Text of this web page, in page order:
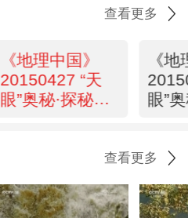
查看更多
《地理中国》
20150427 “天
眼”奥秘·探秘雨
《
眼”
查看更多